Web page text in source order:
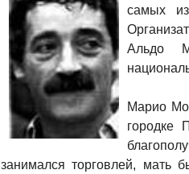
самых
Альдо
Марио
городке
занимался торговлей, мать